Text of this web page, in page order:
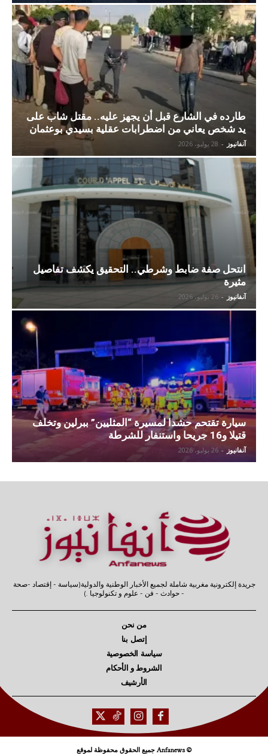
طارده في الشارع قبل أن يجهز عليه.. مقتل شاب على
يد شخص يعاني من اضطرابات عقلية بسيدي بوعثمان
آنفانيوز - 28 يوليو، 2026
انتحل صفة ضابط وشرطي.. التحقيق يكشف تفاصيل
مثيرة
آنفانيوز - 26 يوليو، 2026
سيارة تقتحم حشدا لمسيرة “المثليين” ببرلين وتخلف
قتيلا و16 جريحا واستنفار للشرطة
آنفانيوز - 26 يوليو، 2026
جريدة إلكترونية مغربية شاملة لجميع الأخبار الوطنية والدولية(سياسة - إقتصاد -صحة
- حوادث - فن - علوم و تكنولوجيا .)
من نحن
إتصل بنا
سياسة الخصوصية
الشروط و الأحكام
الأرشيف
© Anfanews جميع الحقوق محفوظة لموقع